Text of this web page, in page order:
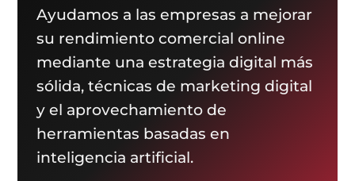
Ayudamos a las empresas a mejorar
su rendimiento comercial online
mediante una estrategia digital más
sólida, técnicas de marketing digital
y el aprovechamiento de
herramientas basadas en
inteligencia artificial.